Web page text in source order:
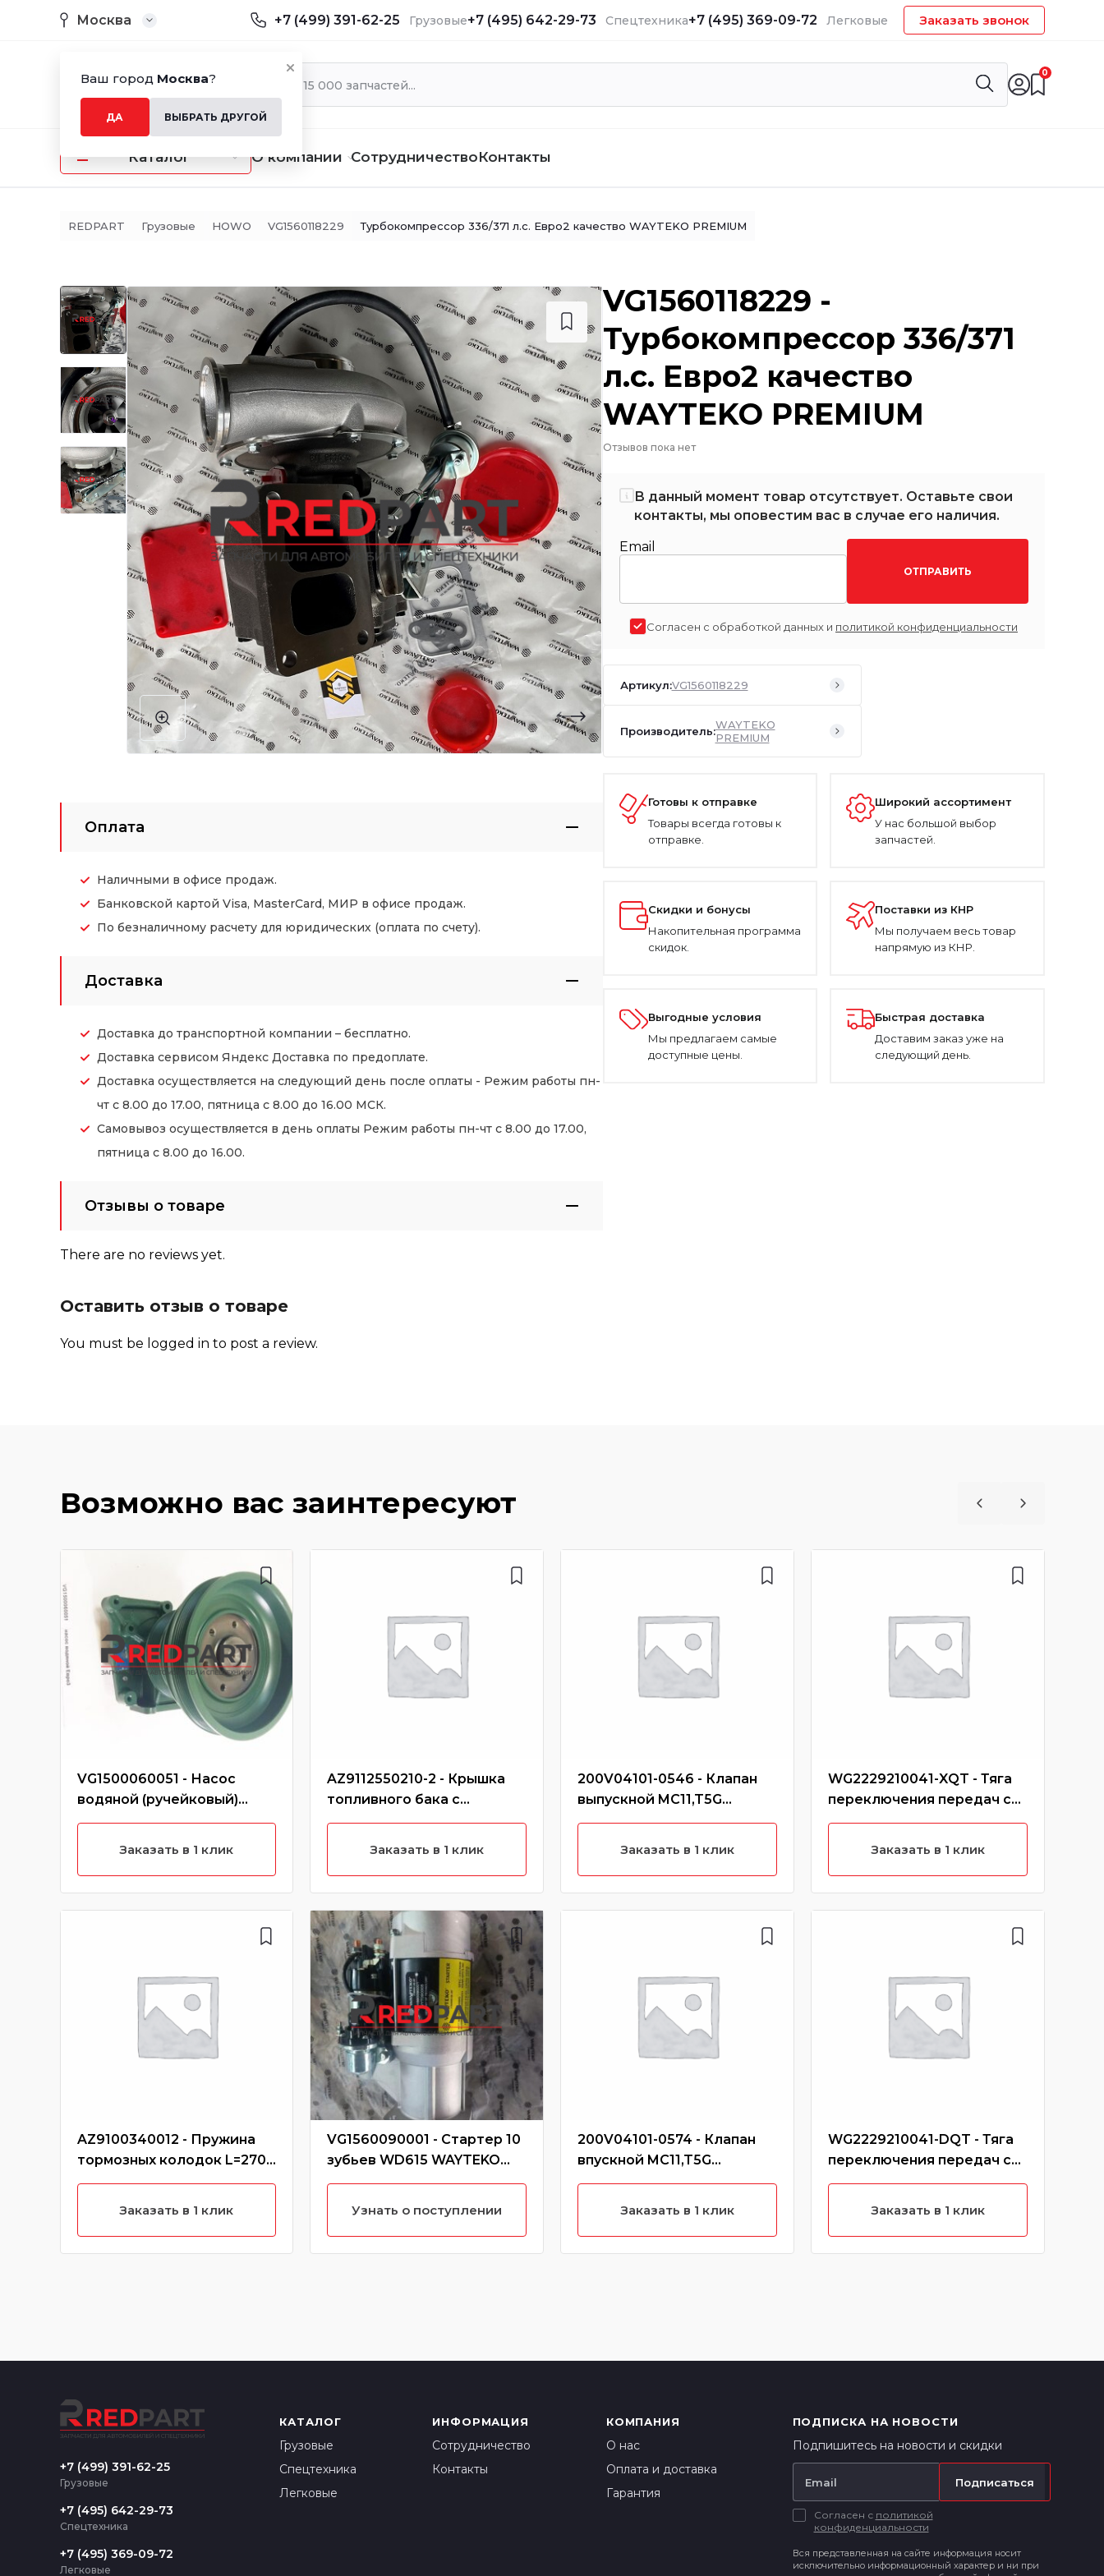
Ваш город Москва?
ДА ВЫБРАТЬ ДРУГОЙ
Москва +7 (499) 391-62-25 Грузовые+7 (495) 642-29-73 Спецтехника+7 (495) 369-09-72 Легковые Заказать звонок
0
Каталог О компании СотрудничествоКонтакты
REDPART Грузовые HOWO VG1560118229 Турбокомпрессор 336/371 л.с. Евро2 качество WAYTEKO PREMIUM
Оплата
Наличными в офисе продаж.
Банковской картой Visa, MasterCard, МИР в офисе продаж.
По безналичному расчету для юридических (оплата по счету).
Доставка
Доставка до транспортной компании – бесплатно.
Доставка сервисом Яндекс Доставка по предоплате.
Доставка осуществляется на следующий день после оплаты - Режим работы пн-
чт с 8.00 до 17.00, пятница с 8.00 до 16.00 МСК.
Самовывоз осуществляется в день оплаты Режим работы пн-чт с 8.00 до 17.00,
пятница с 8.00 до 16.00.
Отзывы о товаре
There are no reviews yet.
Оставить отзыв о товаре
You must be logged in to post a review.
VG1560118229 -
Турбокомпрессор 336/371
л.с. Евро2 качество
WAYTEKO PREMIUM
Отзывов пока нет
В данный момент товар отсутствует. Оставьте свои
контакты, мы оповестим вас в случае его наличия.
Email
ОТПРАВИТЬ
Согласен с обработкой данных и политикой конфиденциальности
Артикул:VG1560118229
Производитель:WAYTEKO
PREMIUM
Готовы к отправке
Товары всегда готовы к
отправке.
Широкий ассортимент
У нас большой выбор
запчастей.
Скидки и бонусы
Накопительная программа
скидок.
Поставки из КНР
Мы получаем весь товар
напрямую из КНР.
Выгодные условия
Мы предлагаем самые
доступные цены.
Быстрая доставка
Доставим заказ уже на
следующий день.
Возможно вас заинтересуют
VG1500060051 - Насос
водяной (ручейковый)
WD615 Евро3 (Без
Заказать в 1 клик
AZ9100340012 - Пружина
тормозных колодок L=270
задняя
Заказать в 1 клик
AZ9112550210-2 - Крышка
топливного бака с
ключами (металл)
Заказать в 1 клик
VG1560090001 - Стартер 10
зубьев WD615 WAYTEKO
PREMIUM
Узнать о поступлении
200V04101-0546 - Клапан
выпускной MC11,T5G
CREATEK
Заказать в 1 клик
200V04101-0574 - Клапан
впускной MC11,T5G
CREATEK
Заказать в 1 клик
WG2229210041-XQT - Тяга
переключения передач с
наконечником маленьким
Заказать в 1 клик
WG2229210041-DQT - Тяга
переключения передач с
наконечником большим
Заказать в 1 клик
+7 (499) 391-62-25
Грузовые
+7 (495) 642-29-73
Спецтехника
+7 (495) 369-09-72
Легковые
КАТАЛОГ
Грузовые
Спецтехника
Легковые
ИНФОРМАЦИЯ
Сотрудничество
Контакты
КОМПАНИЯ
О нас
Оплата и доставка
Гарантия
ПОДПИСКА НА НОВОСТИ
Подпишитесь на новости и скидки
Подписаться
Согласен с политикой
конфиденциальности
Вся представленная на сайте информация носит
исключительно информационный характер и ни при